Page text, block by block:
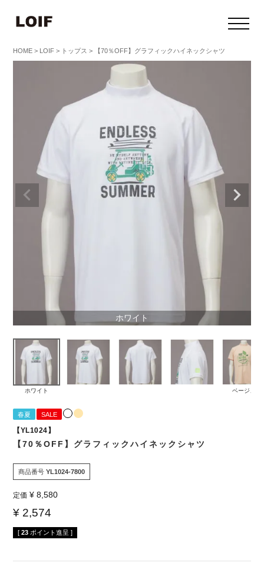
HOME LOIF トップス 【70％OFF】グラフィックハイネックシャツ
ホワイト
ホワイト ベージュ
春夏 SALE
【YL1024】
【70％OFF】グラフィックハイネックシャツ
商品番号 YL1024-7800
定価 ¥ 8,580
¥ 2,574
[ 23 ポイント進呈 ]